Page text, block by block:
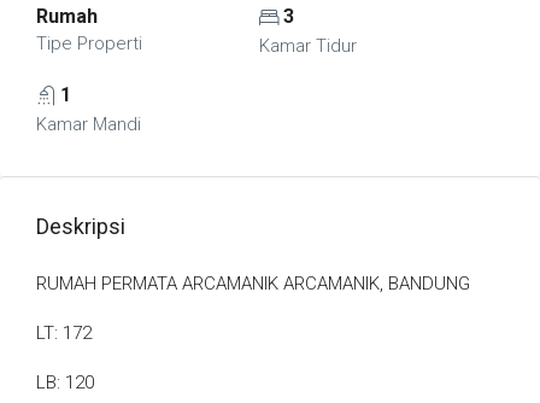
Rumah
Tipe Properti
3
Kamar Tidur
1
Kamar Mandi
Deskripsi
RUMAH PERMATA ARCAMANIK ARCAMANIK, BANDUNG
LT: 172
LB: 120